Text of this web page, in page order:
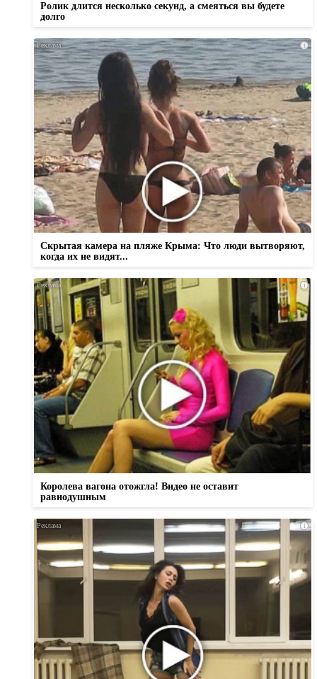
Ролик длится несколько секунд, а смеяться вы будете
долго
i
Скрытая камера на пляже Крыма: Что люди вытворяют,
когда их не видят...
i
Королева вагона отожгла! Видео не оставит
равнодушным
i